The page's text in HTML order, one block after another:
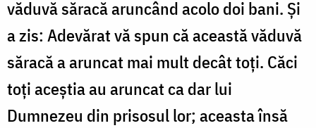
văduvă săracă aruncând acolo doi bani. Și
a zis: Adevărat vă spun că această văduvă
săracă a aruncat mai mult decât toți. Căci
toți aceștia au aruncat ca dar lui
Dumnezeu din prisosul lor; aceasta însă